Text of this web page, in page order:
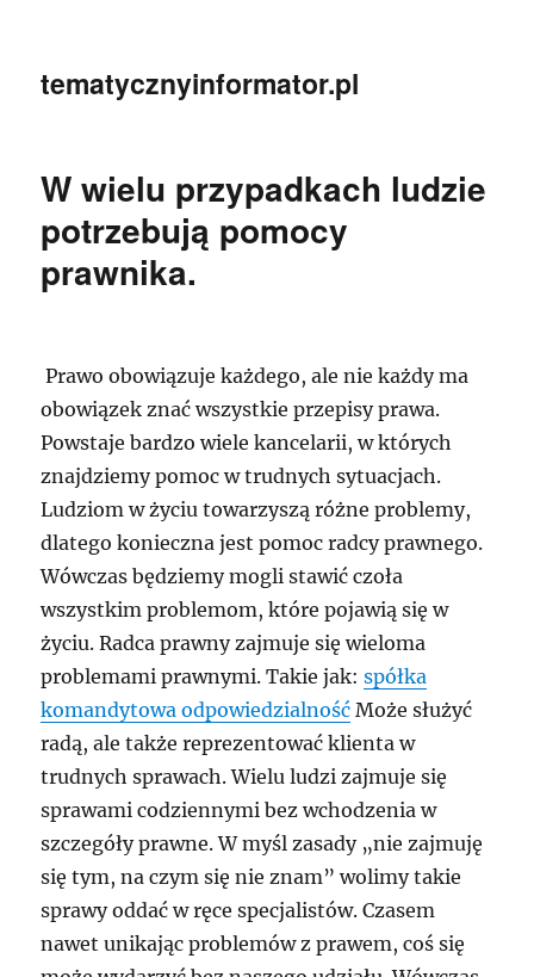
tematycznyinformator.pl
W wielu przypadkach ludzie
potrzebują pomocy
prawnika.
Prawo obowiązuje każdego, ale nie każdy ma
obowiązek znać wszystkie przepisy prawa.
Powstaje bardzo wiele kancelarii, w których
znajdziemy pomoc w trudnych sytuacjach.
Ludziom w życiu towarzyszą różne problemy,
dlatego konieczna jest pomoc radcy prawnego.
Wówczas będziemy mogli stawić czoła
wszystkim problemom, które pojawią się w
życiu. Radca prawny zajmuje się wieloma
problemami prawnymi. Takie jak:spółka
komandytowa odpowiedzialność Może służyć
radą, ale także reprezentować klienta w
trudnych sprawach. Wielu ludzi zajmuje się
sprawami codziennymi bez wchodzenia w
szczegóły prawne. W myśl zasady „nie zajmuję
się tym, na czym się nie znam” wolimy takie
sprawy oddać w ręce specjalistów. Czasem
nawet unikając problemów z prawem, coś się